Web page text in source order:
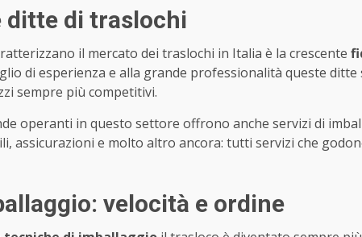
ditte di traslochi
il mercato dei traslochi in Italia è la crescente
di esperienza e alla grande professionalità queste
sempre più competitivi.
operanti in questo settore offrono anche servizi di
assicurazioni e molto altro ancora: tutti servizi che
velocità e ordine